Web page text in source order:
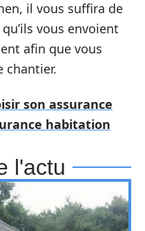
il vous suffira de
vous envoient
afin que vous
chantier.
son assurance
habitation
l'actu